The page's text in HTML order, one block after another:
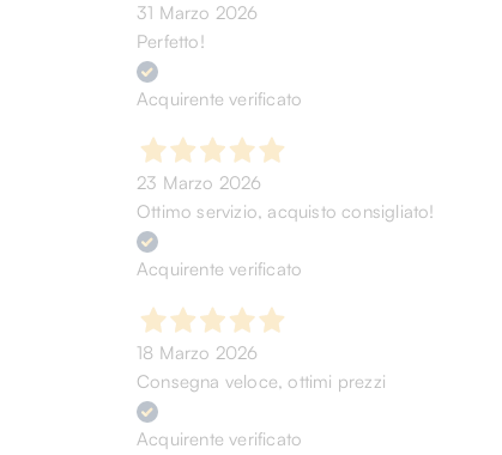
31 Marzo 2026
Perfetto!
Acquirente verificato
23 Marzo 2026
Ottimo servizio, acquisto consigliato!
Acquirente verificato
18 Marzo 2026
Consegna veloce, ottimi prezzi
Acquirente verificato